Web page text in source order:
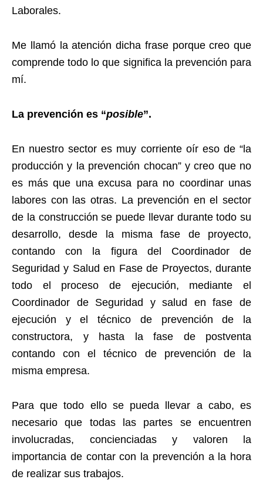
Laborales.
Me llamó la atención dicha frase porque creo que
comprende todo lo que significa la prevención para
mí.
La prevención es “posible”.
En nuestro sector es muy corriente oír eso de “la
producción y la prevención chocan” y creo que no
es más que una excusa para no coordinar unas
labores con las otras. La prevención en el sector
de la construcción se puede llevar durante todo su
desarrollo, desde la misma fase de proyecto,
contando con la figura del Coordinador de
Seguridad y Salud en Fase de Proyectos, durante
todo el proceso de ejecución, mediante el
Coordinador de Seguridad y salud en fase de
ejecución y el técnico de prevención de la
constructora, y hasta la fase de postventa
contando con el técnico de prevención de la
misma empresa.
Para que todo ello se pueda llevar a cabo, es
necesario que todas las partes se encuentren
involucradas, concienciadas y valoren la
importancia de contar con la prevención a la hora
de realizar sus trabajos.